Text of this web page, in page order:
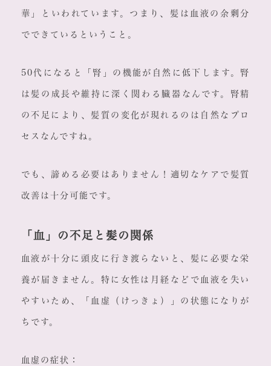
華」といわれています。つまり、髪は血液の余剰分
でできているということ。
50代になると「腎」の機能が自然に低下します。腎
は髪の成長や維持に深く関わる臓器なんです。腎精
の不足により、髪質の変化が現れるのは自然なプロ
セスなんですね。
でも、諦める必要はありません！適切なケアで髪質
改善は十分可能です。
「血」の不足と髪の関係
血液が十分に頭皮に行き渡らないと、髪に必要な栄
養が届きません。特に女性は月経などで血液を失い
やすいため、「血虚（けっきょ）」の状態になりが
ちです。
血虚の症状：